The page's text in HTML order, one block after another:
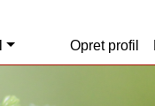
Opret profil